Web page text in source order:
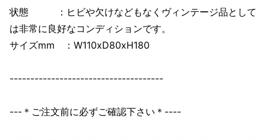
状態 ：ヒビや欠けなどもなくヴィンテージ品として
は非常に良好なコンディションです。
サイズmm ：W110xD80xH180
-------------------------------------
---＊ご注文前に必ずご確認下さい＊----